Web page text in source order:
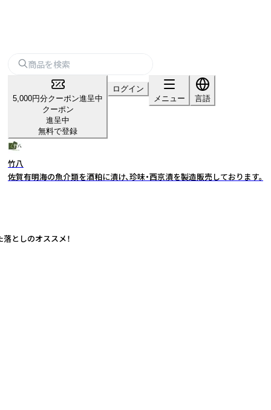
5,000円分クーポン進呈中
クーポン
進呈中
無料で登録
ログイン
メニュー
言語
竹八
佐賀有明海の魚介類を酒粕に漬け、珍味・西京漬を製造販売しております。
としのオススメ！